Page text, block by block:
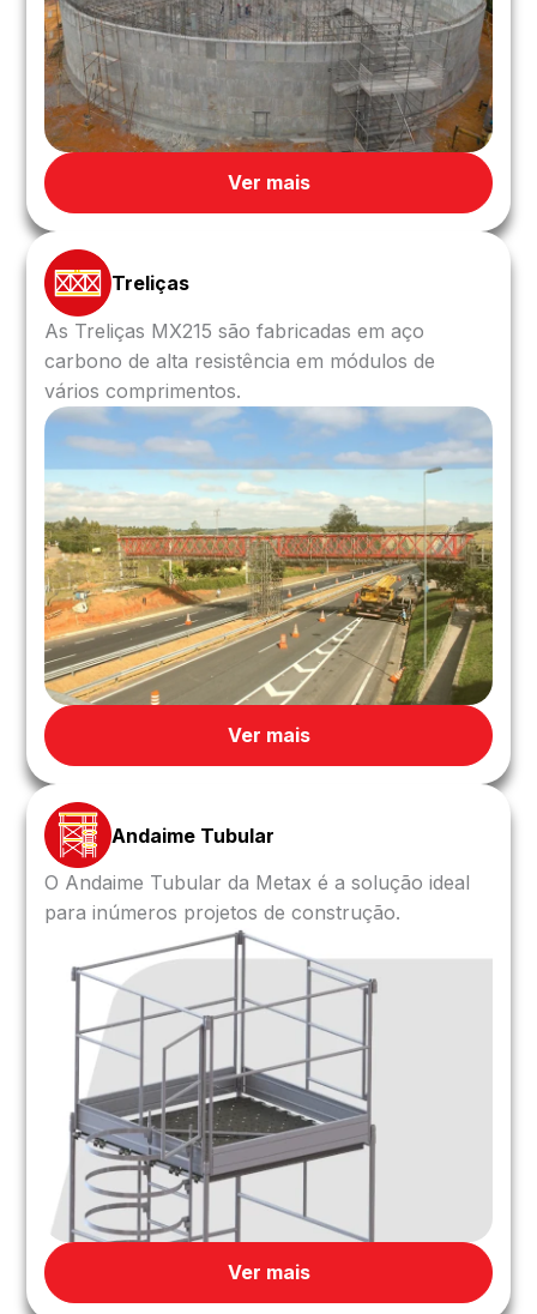
Ver mais
Treliças
As Treliças MX215 são fabricadas em aço
carbono de alta resistência em módulos de
vários comprimentos.
Ver mais
Andaime Tubular
O Andaime Tubular da Metax é a solução ideal
para inúmeros projetos de construção.
Ver mais